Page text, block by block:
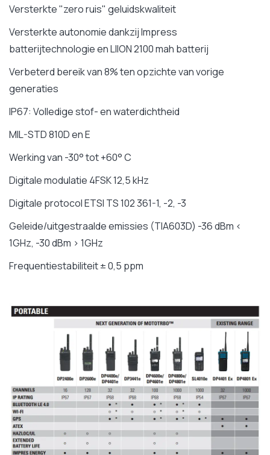
Versterkte "zero ruis" geluidskwaliteit
Versterkte autonomie dankzij Impress
batterijtechnologie en LIION 2100 mah batterij
Verbeterd bereik van 8% ten opzichte van vorige
generaties
IP67: Volledige stof- en waterdichtheid
MIL-STD 810D en E
Werking van -30° tot +60° C
Digitale modulatie 4FSK 12,5 kHz
Digitale protocol ETSI TS 102 361-1, -2, -3
Geleide/uitgestraalde emissies (TIA603D) -36 dBm <
1GHz, -30 dBm > 1GHz
Frequentiestabiliteit ± 0,5 ppm